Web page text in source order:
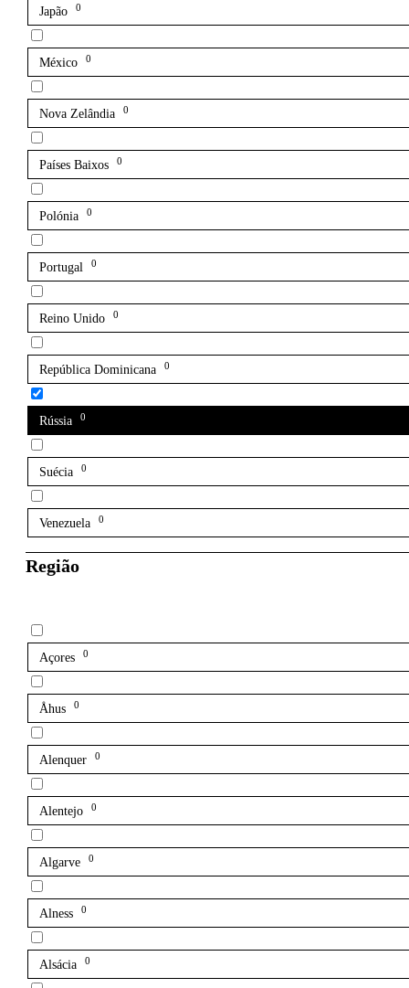
Japão 0
México 0
Nova Zelândia 0
Países Baixos 0
Polónia 0
Portugal 0
Reino Unido 0
República Dominicana 0
Rússia 0
Suécia 0
Venezuela 0
Região
Açores 0
Åhus 0
Alenquer 0
Alentejo 0
Algarve 0
Alness 0
Alsácia 0